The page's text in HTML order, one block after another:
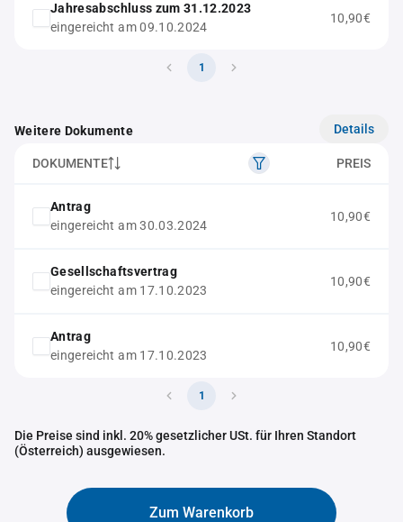
Jahresabschluss zum 31.12.2023
eingereicht am 09.10.2024
10,90€
1
Weitere Dokumente Details
DOKUMENTE PREIS
Antrag
eingereicht am 30.03.2024
10,90€
Gesellschaftsvertrag
eingereicht am 17.10.2023
10,90€
Antrag
eingereicht am 17.10.2023
10,90€
1
Die Preise sind inkl. 20% gesetzlicher USt. für Ihren Standort
(Österreich) ausgewiesen.
Zum Warenkorb